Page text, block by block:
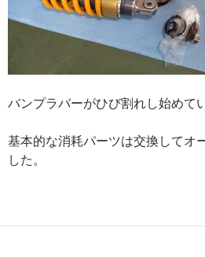
バンプラバーがひび割れし始めて
基本的な消耗パーツは交換してオ
した。